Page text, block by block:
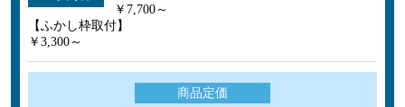
￥7,700～
【ふかし枠取付】
￥3,300～
商品定価